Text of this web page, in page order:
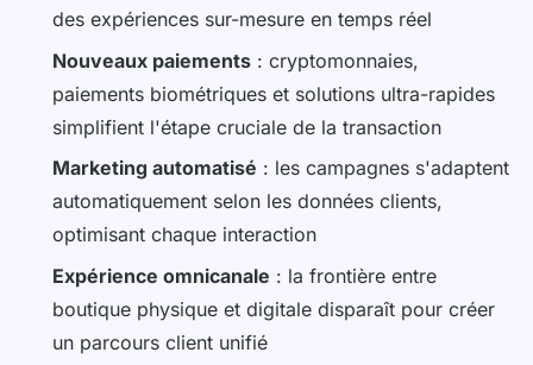
des expériences sur-mesure en temps réel
Nouveaux paiements : cryptomonnaies,
paiements biométriques et solutions ultra-rapides
simplifient l'étape cruciale de la transaction
Marketing automatisé : les campagnes s'adaptent
automatiquement selon les données clients,
optimisant chaque interaction
Expérience omnicanale : la frontière entre
boutique physique et digitale disparaît pour créer
un parcours client unifié